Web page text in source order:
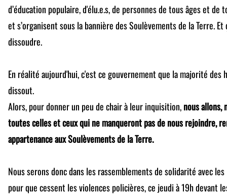
d’éducation populaire, d'élu.e.s, de personnes de tous âges et
et s’organisent sous la bannière des Soulèvements de la Terre.
dissoudre.
En réalité aujourd'hui, c'est ce gouvernement que la majorité des
dissout.
Alors, pour donner un peu de chair à leur inquisition,nous
toutes celles et ceux qui ne manqueront pas de nous rejoindre,
appartenance aux Soulèvements de la Terre.
Nous serons donc dans les rassemblements de solidarité avec
pour que cessent les violences policières, ce jeudi à 19h devant